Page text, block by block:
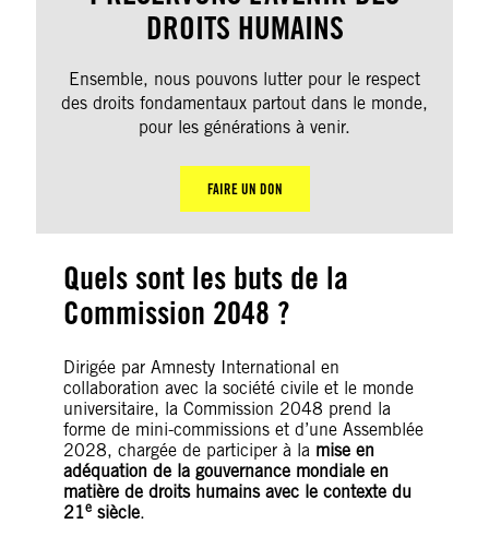
DROITS HUMAINS
Ensemble, nous pouvons lutter pour le respect
des droits fondamentaux partout dans le monde,
pour les générations à venir.
FAIRE UN DON
Quels sont les buts de la
Commission 2048 ?
Dirigée par Amnesty International en
collaboration avec la société civile et le monde
universitaire, la Commission 2048 prend la
forme de mini-commissions et d’une Assemblée
2028, chargée de participer à la mise en
adéquation de la gouvernance mondiale en
matière de droits humains avec le contexte du
21esiècle.